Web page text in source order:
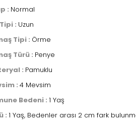
: Normal
: Uzun
Tipi : Örme
Türü : Penye
: Pamuklu
: 4 Mevsim
Bedeni : 1 Yaş
: 1 Yaş, Bedenler arası 2 cm fark